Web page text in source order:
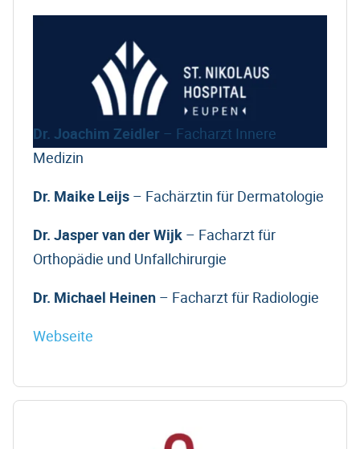
Dr. Joachim Zeidler – Facharzt Innere
Medizin
Dr. Maike Leijs – Fachärztin für Dermatologie
Dr. Jasper van der Wijk – Facharzt für
Orthopädie und Unfallchirurgie
Dr. Michael Heinen – Facharzt für Radiologie
Webseite